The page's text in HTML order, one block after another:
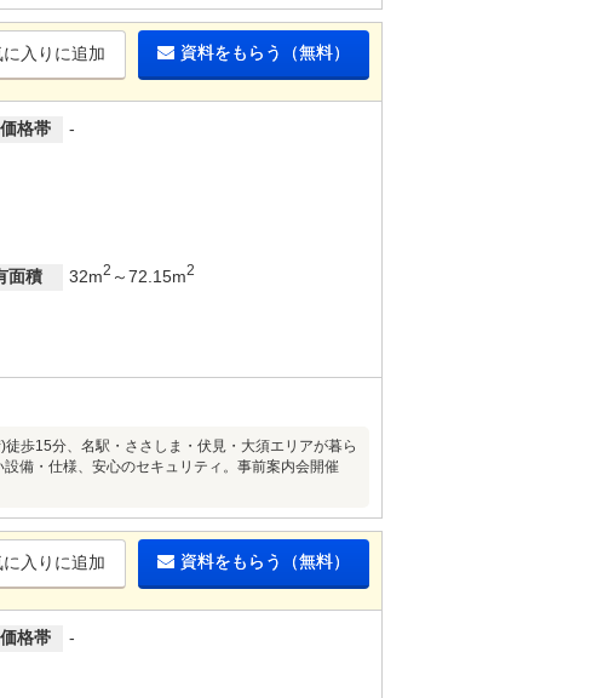
に入りに追加 資料をもらう（無料）
格帯
-
面積 32m2 ～72.15m2
歩15分、名駅・ささしま・伏見・大須エリアが暮ら
備・仕様、安心のセキュリティ。事前案内会開催
に入りに追加 資料をもらう（無料）
格帯
-